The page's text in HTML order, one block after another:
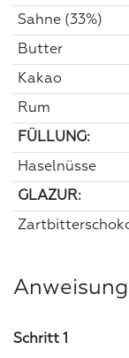
Sahne (33%)
Butter
Kakao
Rum
FÜLLUNG:
Haselnüsse
GLAZUR:
Schritt 1